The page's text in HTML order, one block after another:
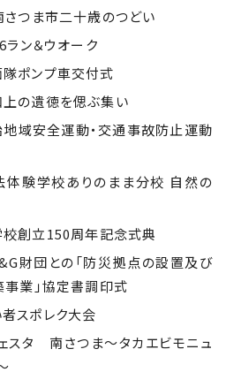
つま市二十歳のつどい
ン＆ウオーク
ポンプ車交付式
の遺徳を偲ぶ集い
域安全運動・交通事故防止運動
験学校ありのまま分校 自然の
創立150周年記念式典
財団との「防災拠点の設置及び
業」協定書調印式
スポレク大会
スタ 南さつま～タカエビモニュ